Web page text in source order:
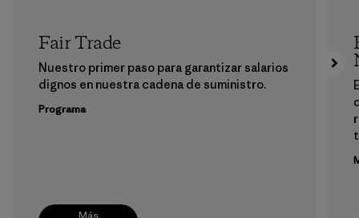
Más
Fair Trade
Nuestro primer paso para garantizar salarios
dignos en nuestra cadena de suministro.
Programa